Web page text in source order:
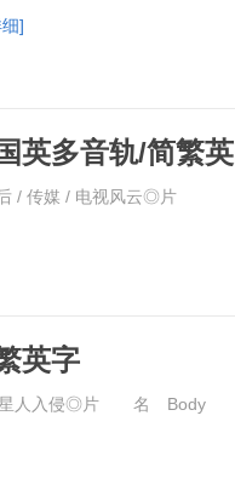
]
英多音轨/简繁英
/ 传媒 / 电视风云◎片
英字
人入侵◎片 名 Body